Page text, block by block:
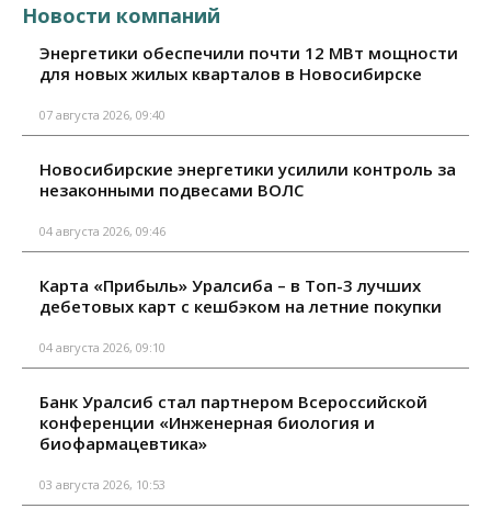
Новости компаний
Энергетики обеспечили почти 12 МВт мощности
для новых жилых кварталов в Новосибирске
07 августа 2026, 09:40
Новосибирские энергетики усилили контроль за
незаконными подвесами ВОЛС
04 августа 2026, 09:46
Карта «Прибыль» Уралсиба – в Топ-3 лучших
дебетовых карт с кешбэком на летние покупки
04 августа 2026, 09:10
Банк Уралсиб стал партнером Всероссийской
конференции «Инженерная биология и
биофармацевтика»
03 августа 2026, 10:53